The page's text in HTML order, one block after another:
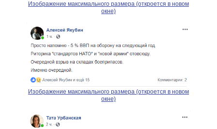
Изображение максимального размера (откроется в новом
окне)
Изображение максимального размера (откроется в новом
окне)